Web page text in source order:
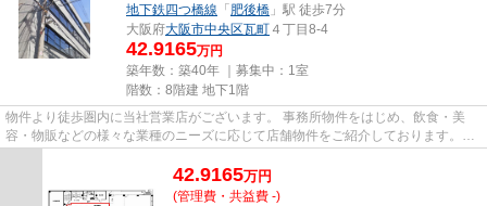
地下鉄四つ橋線 「肥後橋 」駅 徒歩7分
大阪府大阪市中央区瓦町 ４丁目8-4
42.9165万円
築年数：築40年 ｜募集中： 1室
階数：8階建 地下1階
物件より徒歩圏内に当社営業店がございます。 事務所物件をはじめ、飲食・美
容・物販などの様々な業種のニーズに応じて店舗物件をご紹介しております。
尚、弊社ではおとり広告は一切...
42.9165万円
(管理費・共益費 -)